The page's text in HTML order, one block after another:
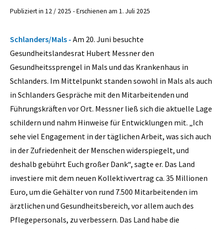
Publiziert in 12 / 2025 - Erschienen am 1. Juli 2025
Schlanders/Mals - Am 20. Juni besuchte
Gesundheitslandesrat Hubert Messner den
Gesundheitssprengel in Mals und das Krankenhaus in
Schlanders. Im Mittelpunkt standen sowohl in Mals als auch
in Schlanders Gespräche mit den Mitarbeitenden und
Führungskräften vor Ort. Messner ließ sich die aktuelle Lage
schildern und nahm Hinweise für Entwicklungen mit. „Ich
sehe viel Engagement in der täglichen Arbeit, was sich auch
in der Zufriedenheit der Menschen widerspiegelt, und
deshalb gebührt Euch großer Dank“, sagte er. Das Land
investiere mit dem neuen Kollektivvertrag ca. 35 Millionen
Euro, um die Gehälter von rund 7.500 Mitarbeitenden im
ärztlichen und Gesundheitsbereich, vor allem auch des
Pflegepersonals, zu verbessern. Das Land habe die